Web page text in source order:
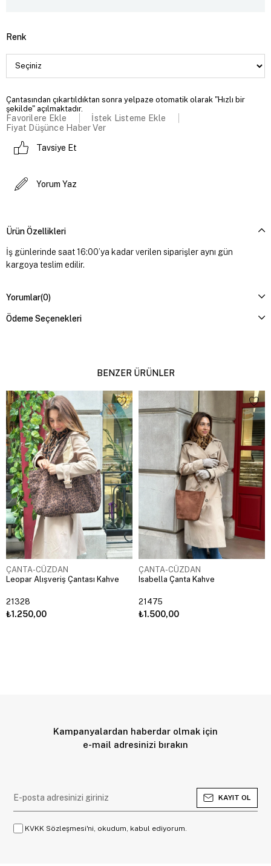
Renk
Çantasından çıkartıldıktan sonra yelpaze otomatik olarak "Hızlı bir
şekilde" açılmaktadır.
Favorilere Ekle
İstek Listeme Ekle
Fiyat Düşünce Haber Ver
Tavsiye Et
Yorum Yaz
Ürün Özellikleri
İş günlerinde saat 16:00’ya kadar verilen siparişler aynı gün
kargoya teslim edilir.
Yorumlar(0)
Ödeme Seçenekleri
BENZER ÜRÜNLER
ÇANTA-CÜZDAN
Leopar Alışveriş Çantası Kahve
21328
₺1.250,00
ÇANTA-CÜZDAN
Isabella Çanta Kahve
21475
₺1.500,00
Kampanyalardan haberdar olmak için
e-mail adresinizi bırakın
KAYIT OL
KVKK Sözleşmesi'ni, okudum, kabul ediyorum.